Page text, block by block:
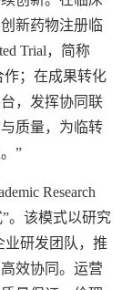
新药物注册临
Trial，简称
；在成果转化
，发挥协同联
质量，为临转
”
Research
。该模式以研究
业研发团队，推
效协同。运营